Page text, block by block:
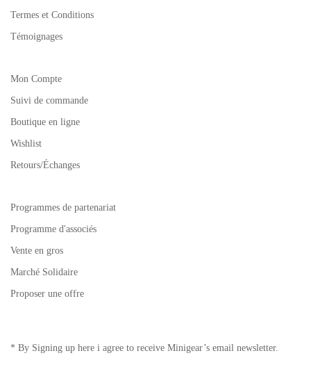
Termes et Conditions
Témoignages
Mon Compte
Suivi de commande
Boutique en ligne
Wishlist
Retours/Échanges
Programmes de partenariat
Programme d'associés
Vente en gros
Marché Solidaire
Proposer une offre
* By Signing up here i agree to receive Minigear’s email newsletter.